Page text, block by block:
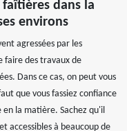
dans la
environs
agressées par les
faire des travaux de
Dans ce cas, on peut vous
que vous fassiez confiance
en la matière. Sachez qu'il
accessibles à beaucoup de